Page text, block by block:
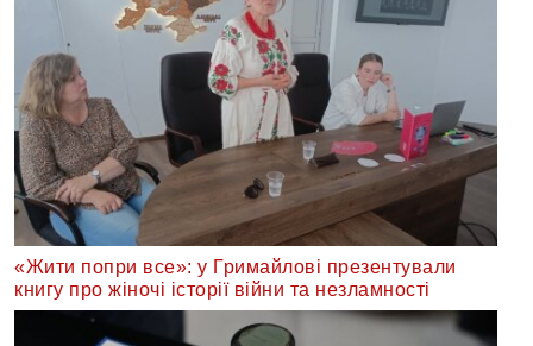
«Жити попри все»: у Гримайлові презентували
книгу про жіночі історії війни та незламності